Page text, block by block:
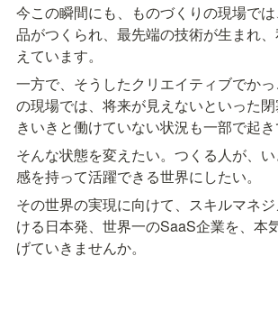
今この瞬間にも、ものづくりの現場で
品がつくられ、最先端の技術が生まれ
えています。
一方で、そうしたクリエイティブでか
の現場では、将来が見えないといった
きいきと働けていない状況も一部で起き
そんな状態を変えたい。つくる人が、
感を持って活躍できる世界にしたい。
その世界の実現に向けて、スキルマネ
ける日本発、世界一のSaaS企業を、本
げていきませんか。